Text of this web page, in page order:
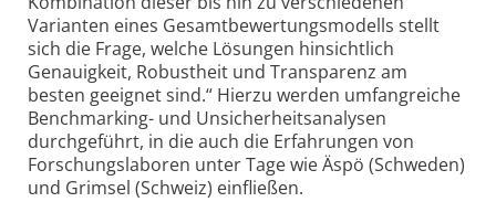
Varianten eines Gesamtbewertungsmodells stellt
sich die Frage, welche Lösungen hinsichtlich
Genauigkeit, Robustheit und Transparenz am
besten geeignet sind.“ Hierzu werden umfangreiche
Benchmarking- und Unsicherheitsanalysen
durchgeführt, in die auch die Erfahrungen von
Forschungslaboren unter Tage wie Äspö (Schweden)
und Grimsel (Schweiz) einfließen.